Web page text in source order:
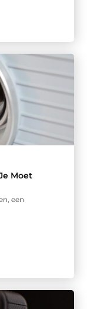
Moet
een